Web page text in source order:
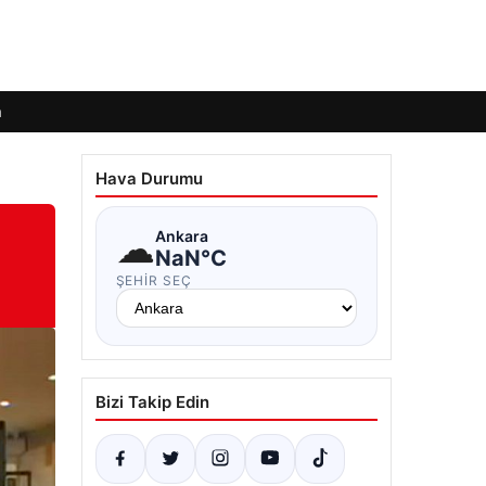
Hava Durumu
☁Ankara
NaN°C
ŞEHIR SEÇ
Bizi Takip Edin